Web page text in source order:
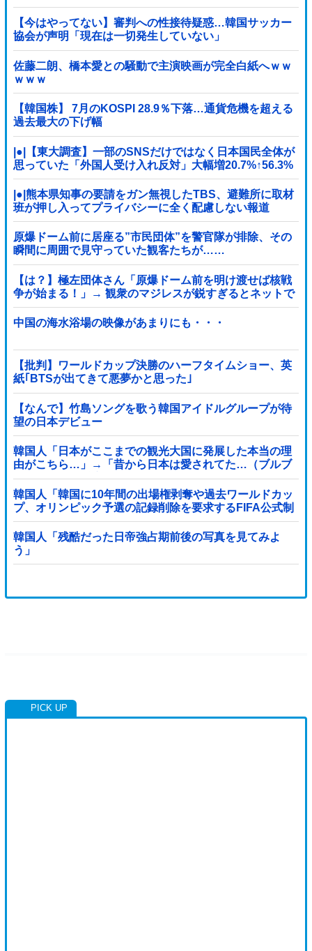
【今はやってない】審判への性接待疑惑…韓国サッカー
協会が声明「現在は一切発生していない」
佐藤二朗、橋本愛との騒動で主演映画が完全白紙へｗｗ
ｗｗｗ
【韓国株】 7月のKOSPI 28.9％下落…通貨危機を超える
過去最大の下げ幅
|●|【東大調査】一部のSNSだけではなく日本国民全体が
思っていた「外国人受け入れ反対」大幅増20.7%↑56.3%
|●|熊本県知事の要請をガン無視したTBS、避難所に取材
班が押し入ってプライバシーに全く配慮しない報道
を……
原爆ドーム前に居座る”市民団体”を警官隊が排除、その
瞬間に周囲で見守っていた観客たちが……
【は？】極左団体さん「原爆ドーム前を明け渡せば核戦
争が始まる！」→ 観衆のマジレスが鋭すぎるとネットで
話題に → ｗｗｗｗｗｗｗｗｗｗｗｗ
中国の海水浴場の映像があまりにも・・・
【批判】ワールドカップ決勝のハーフタイムショー、英
紙｢BTSが出てきて悪夢かと思った｣
【なんで】竹島ソングを歌う韓国アイドルグループが待
望の日本デビュー
韓国人「日本がここまでの観光大国に発展した本当の理
由がこちら…」→「昔から日本は愛されてた…（ブルブ
ル」＝韓国の反応
韓国人「韓国に10年間の出場権剥奪や過去ワールドカッ
プ、オリンピック予選の記録削除を要求するFIFA公式制
裁を海外メディアが報道！」
韓国人「残酷だった日帝強占期前後の写真を見てみよ
う」